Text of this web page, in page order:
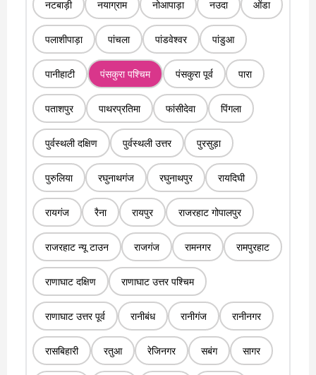
नटबाड़ी नयाग्राम नोआपाड़ा नउदा ओंडा
पलाशीपाड़ा पांचला पांडवेश्वर पांडुआ
पानीहाटी पंसकुरा पश्चिम पंसकुरा पूर्व पारा
पताशपुर पाथरप्रतिमा फांसीदेवा पिंगला
पुर्वस्थली दक्षिण पुर्वस्थली उत्तर पुरसुड़ा
पुरुलिया रघुनाथगंज रघुनाथपुर रायदिघी
रायगंज रैना रायपुर राजरहाट गोपालपुर
राजरहाट न्यू टाउन राजगंज रामनगर रामपुरहाट
राणाघाट दक्षिण राणाघाट उत्तर पश्चिम
राणाघाट उत्तर पूर्व रानीबंध रानीगंज रानीनगर
रासबिहारी रतुआ रेजिनगर सबंग सागर